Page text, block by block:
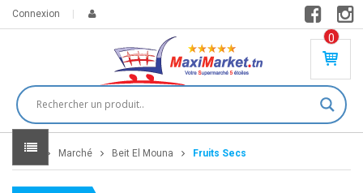
Connexion
0
PR
DU
IT(
S)
Home Marché Beit El Mouna Fruits Secs